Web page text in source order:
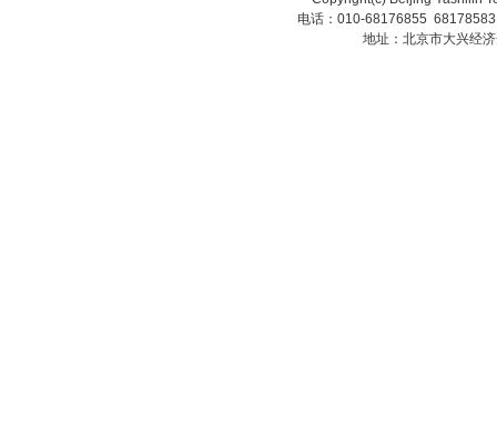
电话：010-68176855
地址：北京市大兴经